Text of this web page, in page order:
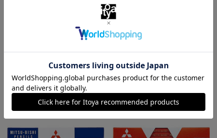
パブロ ８０色セット
（税込）
特集
三菱鉛筆
色鉛筆２３５１（朱通し）
￥924（税込）
名入れ 特集